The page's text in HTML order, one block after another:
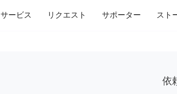
サービス リクエスト サポーター スト
家事 引っ越し インテリア 趣味・習い
依